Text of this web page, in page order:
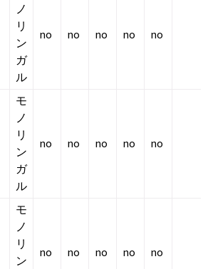
ノ
リ
ン
ガ
ル
no no no no no
モ
ノ
リ
ン
ガ
ル
no no no no no
モ
ノ
リ
ン
no no no no no